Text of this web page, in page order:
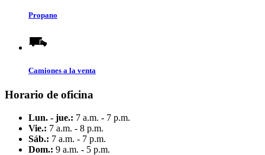
Propano
Camiones a la venta
Horario de oficina
Lun. - jue.: 7 a.m. - 7 p.m.
Vie.: 7 a.m. - 8 p.m.
Sáb.: 7 a.m. - 7 p.m.
Dom.: 9 a.m. - 5 p.m.